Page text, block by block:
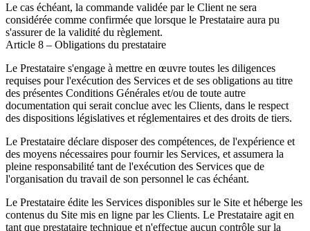
Le cas échéant, la commande validée par le Client ne sera
considérée comme confirmée que lorsque le Prestataire aura pu
s'assurer de la validité du règlement.
Article 8 – Obligations du prestataire
Le Prestataire s'engage à mettre en œuvre toutes les diligences
requises pour l'exécution des Services et de ses obligations au titre
des présentes Conditions Générales et/ou de toute autre
documentation qui serait conclue avec les Clients, dans le respect
des dispositions législatives et réglementaires et des droits de tiers.
Le Prestataire déclare disposer des compétences, de l'expérience et
des moyens nécessaires pour fournir les Services, et assumera la
pleine responsabilité tant de l'exécution des Services que de
l'organisation du travail de son personnel le cas échéant.
Le Prestataire édite les Services disponibles sur le Site et héberge les
contenus du Site mis en ligne par les Clients. Le Prestataire agit en
tant que prestataire technique et n'effectue aucun contrôle sur la